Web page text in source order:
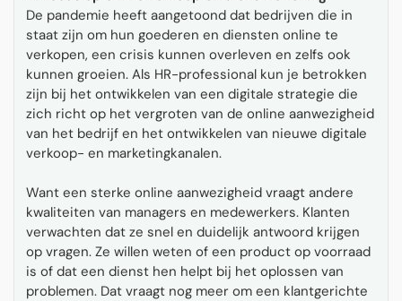
De pandemie heeft aangetoond dat bedrijven die in
staat zijn om hun goederen en diensten online te
verkopen, een crisis kunnen overleven en zelfs ook
kunnen groeien. Als HR-professional kun je betrokken
zijn bij het ontwikkelen van een digitale strategie die
zich richt op het vergroten van de online aanwezigheid
van het bedrijf en het ontwikkelen van nieuwe digitale
verkoop- en marketingkanalen.
Want een sterke online aanwezigheid vraagt andere
kwaliteiten van managers en medewerkers. Klanten
verwachten dat ze snel en duidelijk antwoord krijgen
op vragen. Ze willen weten of een product op voorraad
is of dat een dienst hen helpt bij het oplossen van
problemen. Dat vraagt nog meer om een klantgerichte